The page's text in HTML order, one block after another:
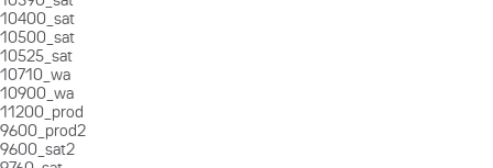
10400_sat
10500_sat
10525_sat
10710_wa
10900_wa
11200_prod
9600_prod2
9600_sat2